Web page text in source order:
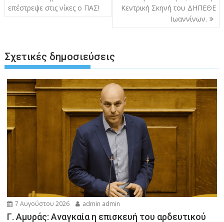
άρθρων
επέστρεψε στις νίκες ο ΠΑΣ!
Κεντρική Σκηνή του ΔΗΠΕΘΕ
Ιωαννίνων.
Σχετικές δημοσιεύσεις
7 Αυγούστου 2026 admin admin
Γ. Αμυράς: Αναγκαία η επισκευή του αρδευτικού